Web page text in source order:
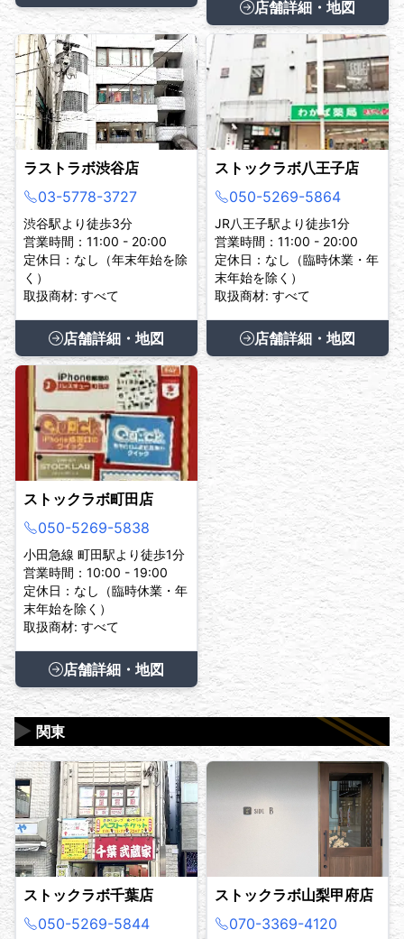
店舗詳細・地図
ラストラボ渋谷店
03-5778-3727
渋谷駅より徒歩3分
営業時間：11:00 - 20:00
定休日：なし（年末年始を除
く）
取扱商材: すべて
店舗詳細・地図
ストックラボ八王子店
050-5269-5864
JR八王子駅より徒歩1分
営業時間：11:00 - 20:00
定休日：なし（臨時休業・年
末年始を除く）
取扱商材: すべて
店舗詳細・地図
ストックラボ町田店
050-5269-5838
小田急線 町田駅より徒歩1分
営業時間：10:00 - 19:00
定休日：なし（臨時休業・年
末年始を除く）
取扱商材: すべて
店舗詳細・地図
関東
▶
ストックラボ千葉店
050-5269-5844
ストックラボ山梨甲府店
070-3369-4120